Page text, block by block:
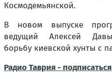
Космодемьянской.
В новом выпуске
ведущий Алексей
борьбу киевской хунты с
Радио Таврия - подписаться